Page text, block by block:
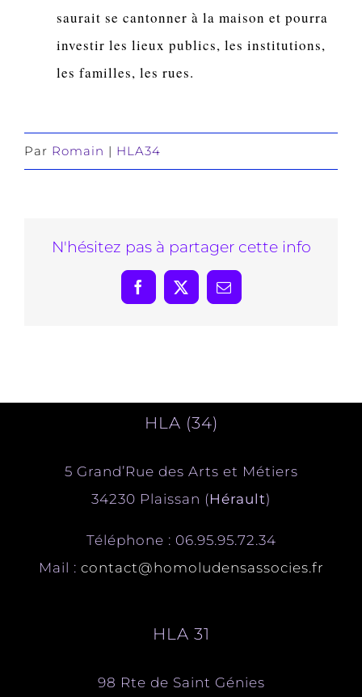
saurait se cantonner à la maison et pourra
investir les lieux publics, les institutions,
les familles, les rues.
Par Romain | HLA34
N'hésitez pas à partager cette info
Facebook
X Email
HLA (34)
5 Grand’Rue des Arts et Métiers
34230 Plaissan (Hérault)
Téléphone : 06.95.95.72.34
Mail : contact@homoludensassocies.fr
HLA 31
98 Rte de Saint Génies